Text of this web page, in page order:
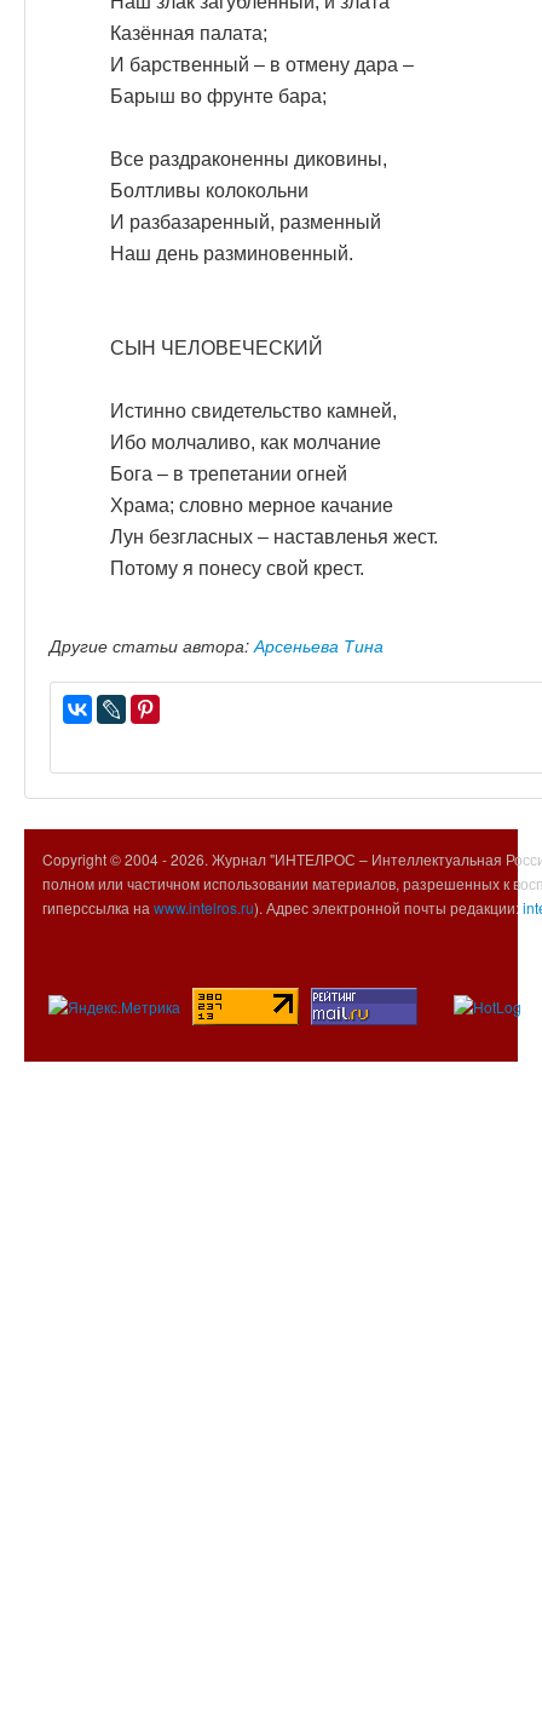
Казённая палата;
И барственный – в отмену дара –
Барыш во фрунте бара;
Все раздраконенны диковины,
Болтливы колокольни
И разбазаренный, разменный
Наш день разминовенный.
СЫН ЧЕЛОВЕЧЕСКИЙ
Истинно свидетельство камней,
Ибо молчаливо, как молчание
Бога – в трепетании огней
Храма; словно мерное качание
Лун безгласных – наставленья жест.
Потому я понесу свой крест.
Другие статьи автора:Арсеньева Тина
Copyright © 2004 -2026. Журнал "ИНТЕЛРОС – Интеллектуальная
полном или частичном использовании материалов, разрешенных к
гиперссылка на www.intelros.ru). Адрес электронной почты редакции: